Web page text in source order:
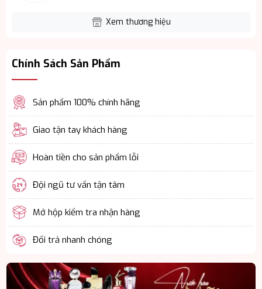
Xem thương hiệu
Chính Sách Sản Phẩm
Sản phẩm 100% chính hãng
Giao tận tay khách hàng
Hoàn tiền cho sản phẩm lỗi
Đội ngũ tư vấn tận tâm
Mở hộp kiểm tra nhận hàng
Đổi trả nhanh chóng